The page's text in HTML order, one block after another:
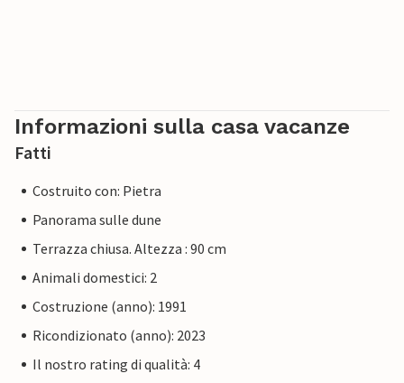
Informazioni sulla casa vacanze
Fatti
Costruito con: Pietra
Panorama sulle dune
Terrazza chiusa. Altezza : 90 cm
Animali domestici: 2
Costruzione (anno): 1991
Ricondizionato (anno): 2023
Il nostro rating di qualità: 4